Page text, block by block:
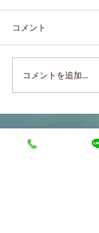
成分表示の “
コメント
コメントを追加…